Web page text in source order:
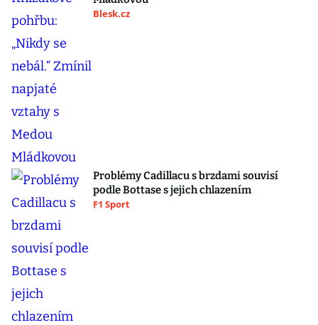
Blesk.cz
Problémy Cadillacu s brzdami souvisí
podle Bottase s jejich chlazením
F1 Sport